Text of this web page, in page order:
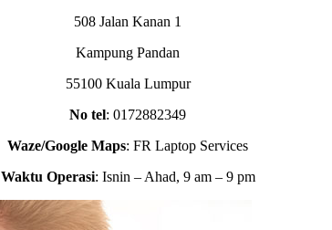
508 Jalan Kanan 1
Kampung Pandan
55100 Kuala Lumpur
No tel: 0172882349
Waze/Google Maps: FR Laptop Services
Waktu Operasi: Isnin – Ahad, 9 am – 9 pm